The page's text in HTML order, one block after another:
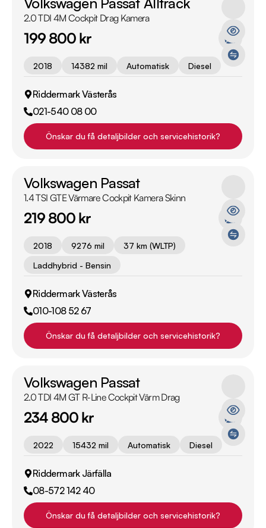
2.0 TDI 4M Cockpit Drag Kamera
199 800 kr
2018 14382 mil Automatisk Diesel
Riddermark Västerås
021-540 08 00
Önskar du få detaljbilder och servicehistorik?
Volkswagen Passat
1.4 TSI GTE Värmare Cockpit Kamera Skinn
219 800 kr
2018 9276 mil
37 km (WLTP)
Laddhybrid - Bensin
Riddermark Västerås
010-108 52 67
Önskar du få detaljbilder och servicehistorik?
Volkswagen Passat
2.0 TDI 4M GT R-Line Cockpit Värm Drag
234 800 kr
2022 15432 mil Automatisk Diesel
Riddermark Järfälla
08-572 142 40
Önskar du få detaljbilder och servicehistorik?